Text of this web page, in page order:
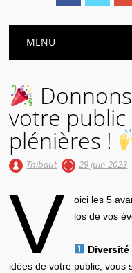
Main menu
MENU
votre public
plénières !
Thibaut 29 juin 2023
V
oici les 5
los de vos
idées de votre public, vous